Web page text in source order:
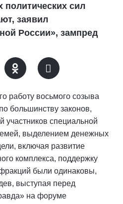
политических сил
заявил
России», зампред
работу восьмого созыва
большинству законов,
участников специальной
выделением денежных
включая развитие
комплекса, поддержку
были одинаковы,
выступая перед
на форуме